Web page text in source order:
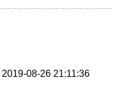
2019-08-26 21:11:36